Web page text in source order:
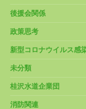
後援会関係
政策思考
新型コロナウイルス感
未分類
桂沢水道企業団
消防関連